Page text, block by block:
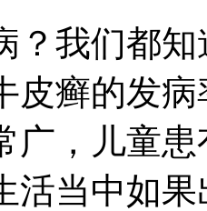
？我们都
皮癣的发
广，儿童
活当中如